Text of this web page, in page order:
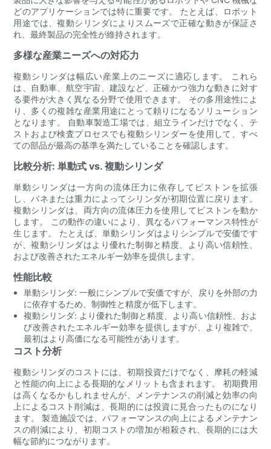
どのアプリケーションでは特に重要です。 たとえば、ロボット
用途では、複動シリンダによりスムーズで正確な動きが保証さ
れ、最終製品の完全性が維持されます。
多様な産業ニーズへの対応力
複動シリンダは幅広い産業上のニーズに適応します。 これら
は、自動車、航空宇宙、建設など、正確かつ強力な動きに対す
る要件が大きく異なる分野で使用できます。 その多用途性によ
り、多くの複雑な産業用途にとって頼りになるソリューション
となります。 自動車製造工場では、組立ラインだけでなく、テ
ストおよび検査プロセスでも複動シリンダーを使用して、すべ
ての部品が最高の基準を満たしていることを確認します。
比較分析: 単動式 vs. 複動シリンダ
単動シリンダは一方向の流体圧力に依存してピストンを拡張
し、バネまたは重力によってシリンダが初期位置に戻ります。
複動シリンダは、両方向の流体圧力を使用してピストンを動か
します。 この動作の違いにより、異なるパフォーマンス特性が
生じます。 たとえば、単動シリンダはよりシンプルで安価です
が、複動シリンダはより優れた制御と精度、より高い信頼性、
および改善されたエネルギー効率を提供します。
性能比較
単動シリンダ: 一般にシンプルで安価ですが、戻りを外部の力
に依存するため、制御性と精度が低下します。
複動シリンダ: より優れた制御と精度、より高い信頼性、およ
び改善されたエネルギー効率を提供しますが、より複雑で、
最初はより高価になる可能性があります。
コスト分析
複動シリンダのコストには、初期投資だけでなく、摩耗の軽減
と性能の向上による長期的なメリットも含まれます。 初期費用
は高くなるかもしれませんが、メンテナンスの削減と効率の向
上によるコスト削減は、長期的には投資に見合ったものになり
ます。 製造施設では、パフォーマンスの向上によるメンテナン
スの削減により、初期コストの増加が相殺され、長期的には大
幅な節約につながります。